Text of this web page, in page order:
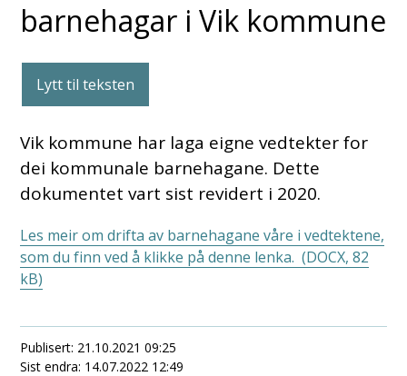
barnehagar i Vik kommune
Lytt til teksten
Vik kommune har laga eigne vedtekter for
dei kommunale barnehagane. Dette
dokumentet vart sist revidert i 2020.
Les meir om drifta av barnehagane våre i vedtektene,
som du finn ved å klikke på denne lenka. (DOCX, 82
kB)
Publisert 21.10.2021 09:25
Sist endra 14.07.2022 12:49